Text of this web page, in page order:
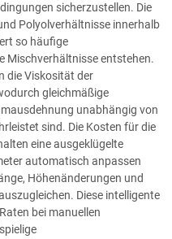
sicherzustellen. Die
Polyolverhältnisse innerhalb
so häufige
Mischverhältnisse entstehen.
die Viskosität der
gleichmäßige
unabhängig von
sind. Die Kosten für die
eine ausgeklügelte
automatisch anpassen
Höhenänderungen und
Diese intelligente
bei manuellen